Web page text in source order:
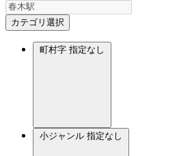
カテゴリ選択
町村字 指定なし
小ジャンル 指定なし